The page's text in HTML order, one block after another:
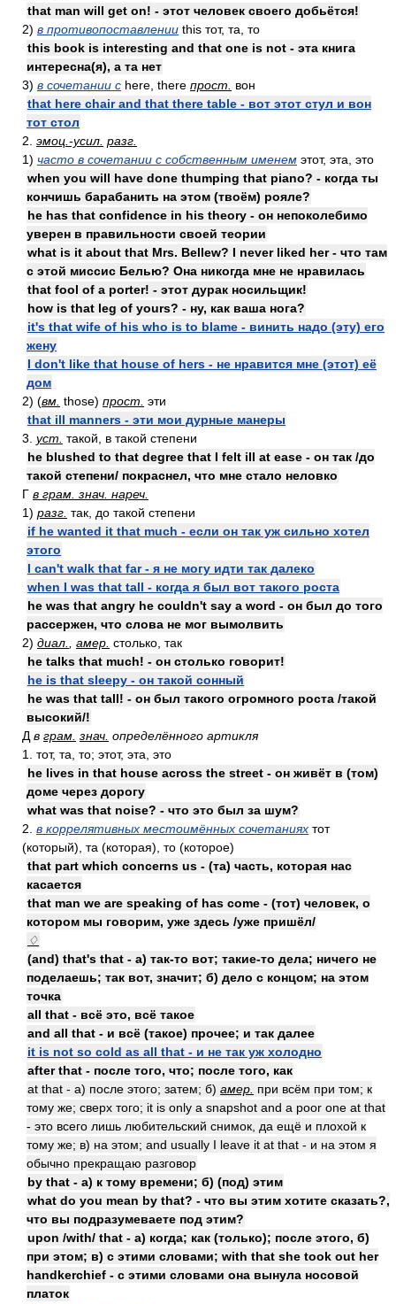
that man will get on! - этот человек своего добьётся!
2) в противопоставлении this тот, та, то
this book is interesting and that one is not - эта книга
интересна(я), а та нет
3) в сочетании с here, there прост.
вон
that here chair and that there table - вот этот стул и вон
тот стол
2. эмоц.-усил. разг.
1) часто в сочетании с собственным именем этот, эта, это
when you will have done thumping that piano? - когда ты
кончишь барабанить на этом (твоём) рояле?
he has that confidence in his theory - он непоколебимо
уверен в правильности своей теории
what is it about that Mrs. Bellew? I never liked her - что там
с этой миссис Белью? Она никогда мне не нравилась
that fool of a porter! - этот дурак носильщик!
how is that leg of yours? - ну, как ваша нога?
it's that wife of his who is to blame - винить надо (эту) его
жену
I don't like that house of hers - не нравится мне (этот) её
дом
2) (вм. those) прост. эти
that ill manners - эти мои дурные манеры
3. уст. такой, в такой степени
he blushed to that degree that I felt ill at ease - он так /до
такой степени/ покраснел, что мне стало неловко
Г в грам. знач. нареч.
1) разг. так, до такой степени
if he wanted it that much - если он так уж сильно хотел
этого
I can't walk that far - я не могу идти так далеко
when I was that tall - когда я был вот такого роста
he was that angry he couldn't say a word - он был до того
рассержен, что слова не мог вымолвить
2) диал. амер. столько, так
he talks that much! - он столько говорит!
he is that sleepy - он такой сонный
he was that tall! - он был такого огромного роста /такой
высокий/!
Д в грам. знач. определённого артикля
1. тот, та, то; этот, эта, это
he lives in that house across the street - он живёт в (том)
доме через дорогу
what was that noise? - что это был за шум?
2. в коррелятивных местоимённых сочетаниях тот
(который), та (которая), то (которое)
that part which concerns us - (та) часть, которая нас
касается
that man we are speaking of has come - (тот) человек, о
котором мы говорим, уже здесь /уже пришёл/
♢
(and) that's that - а) так-то вот; такие-то дела; ничего не
поделаешь; так вот, значит; б) дело с концом; на этом
точка
all that - всё это, всё такое
and all that - и всё (такое) прочее; и так далее
it is not so cold as all that - и не так уж холодно
after that - после того, что; после того, как
at that - а) после этого; затем; б) амер. при всём при том; к
тому же; сверх того; it is only a snapshot and a poor one at that
- это всего лишь любительский снимок, да ещё и плохой к
тому же; в) на этом; and usually I leave it at that - и на этом я
обычно прекращаю разговор
by that - а) к тому времени; б) (под) этим
what do you mean by that? - что вы этим хотите сказать?,
что вы подразумеваете под этим?
upon /with/ that - а) когда; как (только); после этого, б)
при этом; в) с этими словами; with that she took out her
handkerchief - с этими словами она вынула носовой
платок